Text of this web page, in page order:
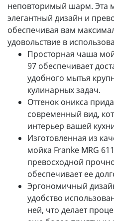
неповторимый шарм. Эта
элегантный дизайн и
обеспечивая вам
удовольствие в
Просторная чаша
97 обеспечивает
удобного мытья
кулинарных задач.
Оттенок оникса
современный вид,
интерьер вашей
Изготовленная из
мойка Franke MRG
превосходной
обеспечивает ее
Эргономичный
удобство
ней, что делает